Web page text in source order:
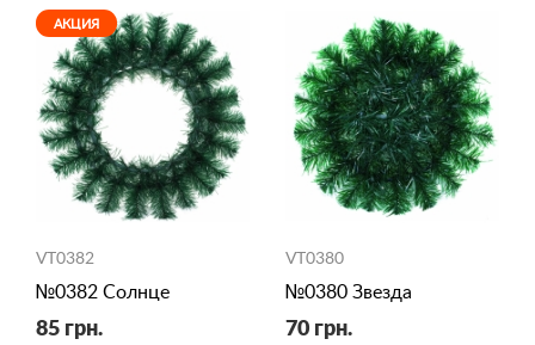
АКЦИЯ
VT0382
№0382 Солнце
85 грн.
VT0380
№0380 Звезда
70 грн.